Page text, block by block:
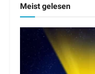
Meist gelesen